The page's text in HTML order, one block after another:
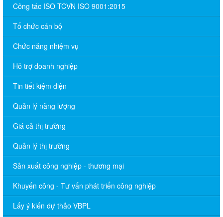
Công tác ISO TCVN ISO 9001:2015
Tổ chức cán bộ
Chức năng nhiệm vụ
Hỗ trợ doanh nghiệp
Tin tiết kiệm điện
Quản lý năng lượng
Giá cả thị trường
Quản lý thị trường
Sản xuất công nghiệp - thương mại
Khuyến công - Tư vấn phát triển công nghiệp
Lấy ý kiến dự thảo VBPL